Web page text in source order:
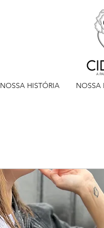
NOSSA HISTÓRIA NOSSA